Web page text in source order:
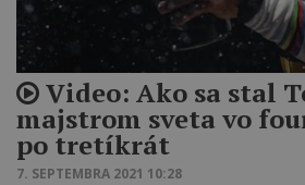
Video: Ako sa stal
majstrom sveta vo
po tretíkrát
7. SEPTEMBRA 2021 10:28